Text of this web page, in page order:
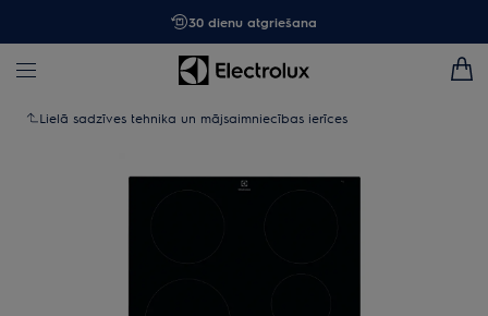
30 dienu atgriešana
Lielā sadzīves tehnika un mājsaimniecības ierīces